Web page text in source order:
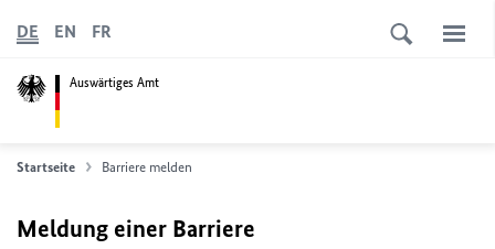
Auswärtiges Amt
DE EN FR
Startseite Barriere melden
Meldung einer Barriere